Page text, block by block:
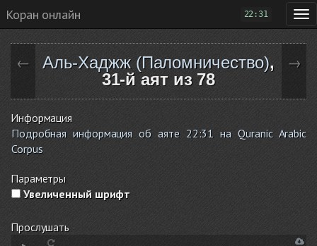
Коран онлайн 22:31
← Аль-Хаджж (Паломничество),
31-й аят из 78
→
Информация
Подробная информация об аяте 22:31 на Quranic Arabic
Corpus
Параметры
Увеличенный шрифт
Прослушать